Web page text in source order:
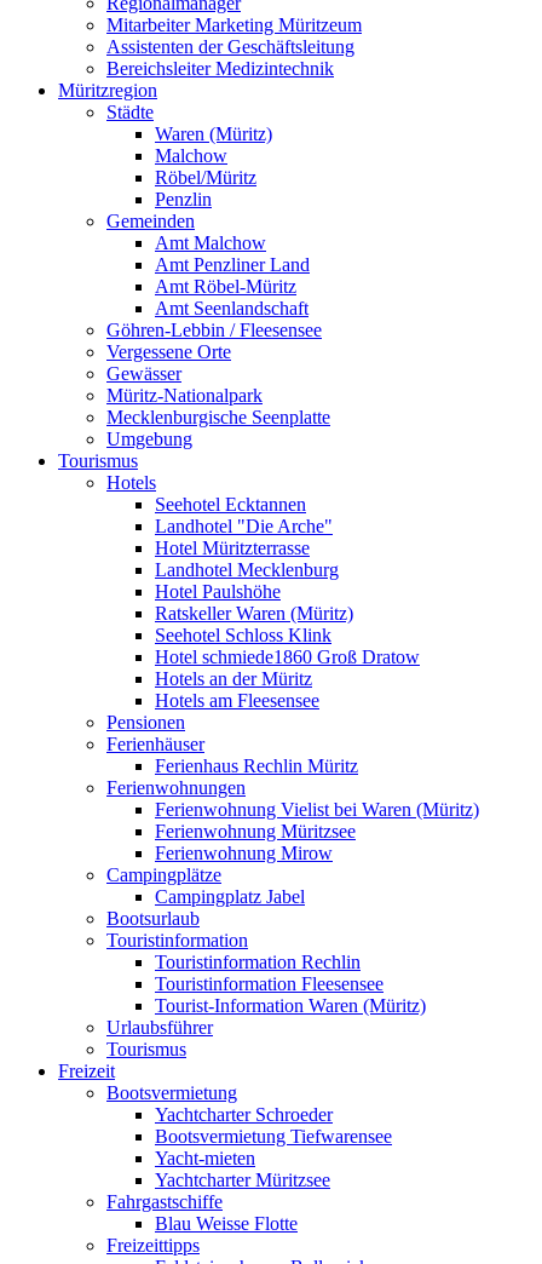
Mitarbeiter Marketing Müritzeum
Assistenten der Geschäftsleitung
Bereichsleiter Medizintechnik
Müritzregion
Städte
Waren (Müritz)
Malchow
Röbel/Müritz
Penzlin
Gemeinden
Amt Malchow
Amt Penzliner Land
Amt Röbel-Müritz
Amt Seenlandschaft
Göhren-Lebbin / Fleesensee
Vergessene Orte
Gewässer
Müritz-Nationalpark
Mecklenburgische Seenplatte
Umgebung
Tourismus
Hotels
Seehotel Ecktannen
Landhotel "Die Arche"
Hotel Müritzterrasse
Landhotel Mecklenburg
Hotel Paulshöhe
Ratskeller Waren (Müritz)
Seehotel Schloss Klink
Hotel schmiede1860 Groß Dratow
Hotels an der Müritz
Hotels am Fleesensee
Pensionen
Ferienhäuser
Ferienhaus Rechlin Müritz
Ferienwohnungen
Ferienwohnung Vielist bei Waren (Müritz)
Ferienwohnung Müritzsee
Ferienwohnung Mirow
Campingplätze
Campingplatz Jabel
Bootsurlaub
Touristinformation
Touristinformation Rechlin
Touristinformation Fleesensee
Tourist-Information Waren (Müritz)
Urlaubsführer
Tourismus
Freizeit
Bootsvermietung
Yachtcharter Schroeder
Bootsvermietung Tiefwarensee
Yacht-mieten
Yachtcharter Müritzsee
Fahrgastschiffe
Blau Weisse Flotte
Freizeittipps